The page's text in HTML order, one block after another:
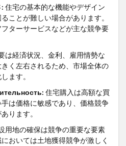
: 住宅の基本的な機能やデザイン
ことが難しい場合があります。
ターサービスなどが主な競争要
は経済状況、金利、雇用情勢な
く左右されるため、市場全体の
ます。
住宅購入は高額な買
は価格に敏感であり、価格競争
ります。
用地の確保は競争の重要な要素
おいては土地獲得競争が激しく